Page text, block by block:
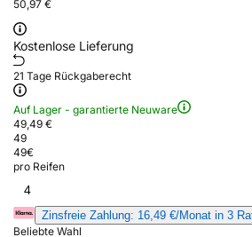
50,97 €
Kostenlose Lieferung
21 Tage Rückgaberecht
Auf Lager - garantierte Neuware
49,49 €
49
49€
pro Reifen
4
Zinsfreie Zahlung: 16,49 €/Monat in 3
Beliebte Wahl